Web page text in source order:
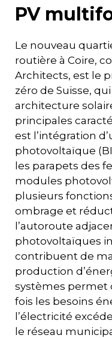
PV
Le nouveau
routière à Coire,
Architects, est le
zéro de Suisse,
architecture
principales
est l’intégration
photovoltaïque
les parapets des
modules
plusieurs
ombrage et
l’autoroute
photovoltaïques
contribuent de
production
systèmes permet
fois les besoins
l’électricité
le réseau